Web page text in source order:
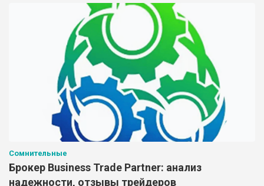
Сомнительные
Брокер Business Trade Partner: анализ
надежности, отзывы трейдеров